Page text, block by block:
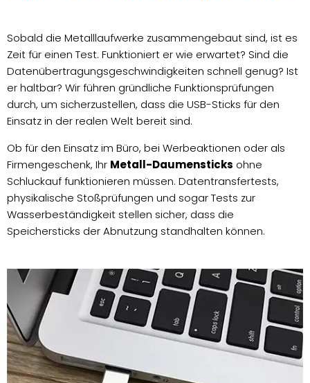
Sobald die Metalllaufwerke zusammengebaut sind, ist es
Zeit für einen Test. Funktioniert er wie erwartet? Sind die
Datenübertragungsgeschwindigkeiten schnell genug? Ist
er haltbar? Wir führen gründliche Funktionsprüfungen
durch, um sicherzustellen, dass die USB-Sticks für den
Einsatz in der realen Welt bereit sind.
Ob für den Einsatz im Büro, bei Werbeaktionen oder als
Firmengeschenk, Ihr Metall-Daumensticks ohne
Schluckauf funktionieren müssen. Datentransfertests,
physikalische Stoßprüfungen und sogar Tests zur
Wasserbeständigkeit stellen sicher, dass die
Speichersticks der Abnutzung standhalten können.